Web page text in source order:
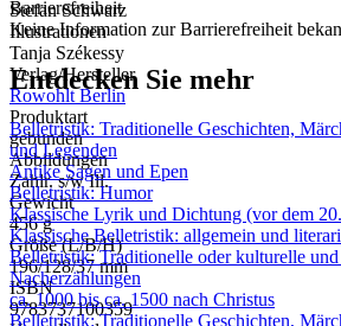
Stefan Schwarz
Illustrationen
Tanja Székessy
Verlag/Hersteller
Rowohlt Berlin
Produktart
gebunden
Abbildungen
Zahlr. s/w Ill.
Gewicht
456 g
Größe (L/B/H)
196/128/37 mm
ISBN
9783737100359
Barrierefreiheit
Keine Information zur Barrierefreiheit
Entdecken Sie mehr
Belletristik: Traditionelle Geschichten,
und Legenden
Antike Sagen und Epen
Belletristik: Humor
Klassische Lyrik und Dichtung (vor dem
Klassische Belletristik: allgemein und
Belletristik: Traditionelle oder kulturelle
Nacherzählungen
ca. 1000 bis ca. 1500 nach Christus
Belletristik: Traditionelle Geschichten,